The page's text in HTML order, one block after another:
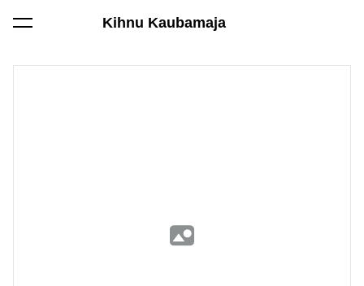
Kihnu Kaubamaja
lisati ostukorvi. Vaata ostukorvi